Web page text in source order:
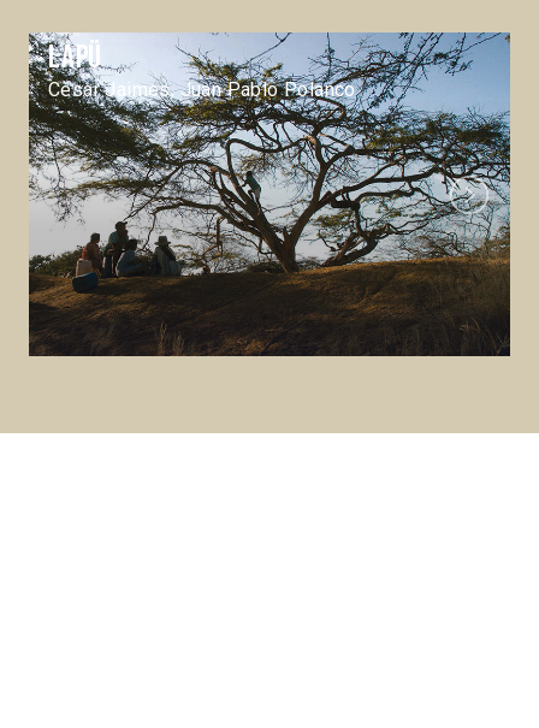
Lapü
César Jaimes, Juan Pablo Polanco
Next